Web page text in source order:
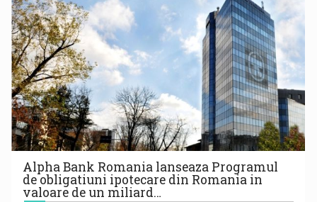
Alpha Bank Romania lanseaza Programul
de obligatiuni ipotecare din Romania in
valoare de un miliard…